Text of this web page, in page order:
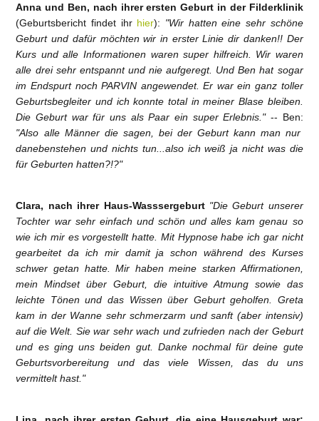
Anna und Ben, nach ihrer ersten Geburt in der Filderklinik
(Geburtsbericht findet ihr hier): "Wir hatten eine sehr schöne
Geburt und dafür möchten wir in erster Linie dir danken!! Der
Kurs und alle Informationen waren super hilfreich. Wir waren
alle drei sehr entspannt und nie aufgeregt. Und Ben hat sogar
im Endspurt noch PARVIN angewendet. Er war ein ganz toller
Geburtsbegleiter und ich konnte total in meiner Blase bleiben.
Die Geburt war für uns als Paar ein super Erlebnis."-- Ben:
"Also alle Männer die sagen, bei der Geburt kann man nur
danebenstehen und nichts tun...also ich weiß ja nicht was die
für Geburten hatten?!?"
Clara, nach ihrer Haus-Wasssergeburt"Die Geburt unserer
Tochter war sehr einfach und schön und alles kam genau so
wie ich mir es vorgestellt hatte. Mit Hypnose habe ich gar nicht
gearbeitet da ich mir damit ja schon während des Kurses
schwer getan hatte. Mir haben meine starken Affirmationen,
mein Mindset über Geburt, die intuitive Atmung sowie das
leichte Tönen und das Wissen über Geburt geholfen. Greta
kam in der Wanne sehr schmerzarm und sanft (aber intensiv)
auf die Welt. Sie war sehr wach und zufrieden nach der Geburt
und es ging uns beiden gut. Danke nochmal für deine gute
Geburtsvorbereitung und das viele Wissen, das du uns
vermittelt hast."